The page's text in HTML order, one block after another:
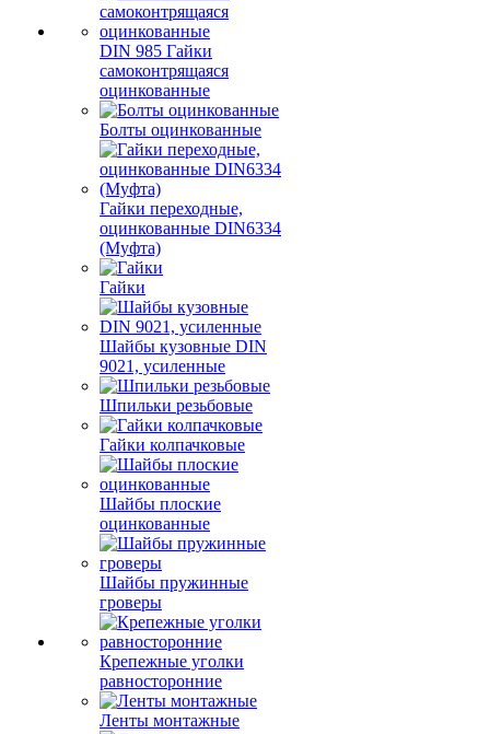
DIN 985 Гайки
самоконтрящаяся
оцинкованные
Болты оцинкованные
Гайки переходные,
оцинкованные DIN6334
(Муфта)
Гайки
Шайбы кузовные DIN
9021, усиленные
Шпильки резьбовые
Гайки колпачковые
Шайбы плоские
оцинкованные
Шайбы пружинные
гроверы
Крепежные уголки
равносторонние
Ленты монтажные